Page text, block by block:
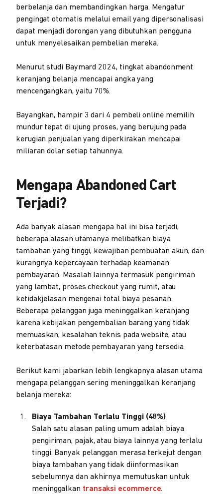
berbelanja dan membandingkan harga. Mengatur
pengingat otomatis melalui email yang dipersonalisasi
dapat menjadi dorongan yang dibutuhkan pengguna
untuk menyelesaikan pembelian mereka.
Menurut studi Baymard 2024, tingkat abandonment
keranjang belanja mencapai angka yang
mencengangkan, yaitu 70%.
Bayangkan, hampir 3 dari 4 pembeli online memilih
mundur tepat di ujung proses, yang berujung pada
kerugian penjualan yang diperkirakan mencapai
miliaran dolar setiap tahunnya.
Mengapa Abandoned Cart
Terjadi?
Ada banyak alasan mengapa hal ini bisa terjadi,
beberapa alasan utamanya melibatkan biaya
tambahan yang tinggi, kewajiban pembuatan akun, dan
kurangnya kepercayaan terhadap keamanan
pembayaran. Masalah lainnya termasuk pengiriman
yang lambat, proses checkout yang rumit, atau
ketidakjelasan mengenai total biaya pesanan.
Beberapa pelanggan juga meninggalkan keranjang
karena kebijakan pengembalian barang yang tidak
memuaskan, kesalahan teknis pada website, atau
keterbatasan metode pembayaran yang tersedia.
Berikut kami jabarkan lebih lengkapnya alasan utama
mengapa pelanggan sering meninggalkan keranjang
belanja mereka:
Biaya Tambahan Terlalu Tinggi (48%)
Salah satu alasan paling umum adalah biaya
pengiriman, pajak, atau biaya lainnya yang terlalu
tinggi. Banyak pelanggan merasa terkejut dengan
biaya tambahan yang tidak diinformasikan
sebelumnya dan akhirnya memutuskan untuk
meninggalkan transaksi ecommerce.